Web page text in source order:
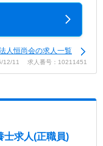
人恒尚会の求人一覧
12/11 求人番号：10211451
士求人(正職員)